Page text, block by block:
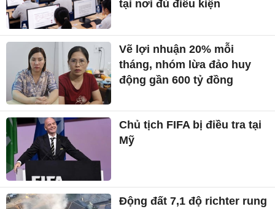
tại nơi đủ điều kiện
Vẽ lợi nhuận 20% mỗi
tháng, nhóm lừa đảo huy
động gần 600 tỷ đồng
Chủ tịch FIFA bị điều tra tại
Mỹ
Động đất 7,1 độ richter rung